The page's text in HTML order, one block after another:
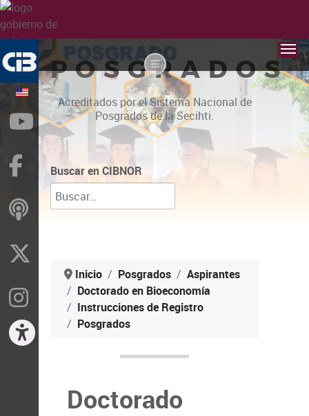
POSGRADOS
Acreditados por el Sistema Nacional de
Posgrados de la Secihti.
Buscar en CIBNOR
Inicio Posgrados
Aspirantes
Doctorado en Bioeconomía
Instrucciones de Registro
Posgrados
Doctorado
YouTube
Facebook
ivoox
Instragram